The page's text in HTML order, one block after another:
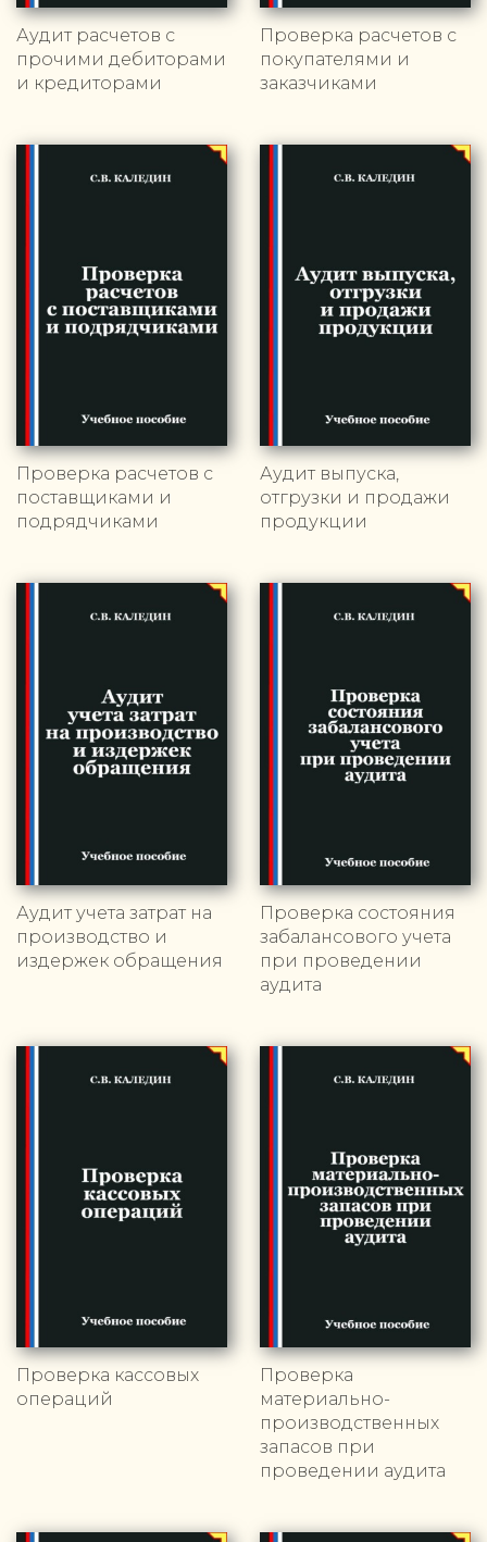
Аудит расчетов с
прочими дебиторами
и кредиторами
Проверка расчетов с
покупателями и
заказчиками
Проверка расчетов с
поставщиками и
подрядчиками
Аудит выпуска,
отгрузки и продажи
продукции
Аудит учета затрат на
производство и
издержек обращения
Проверка состояния
забалансового учета
при проведении
аудита
Проверка кассовых
операций
Проверка
материально-
производственных
запасов при
проведении аудита